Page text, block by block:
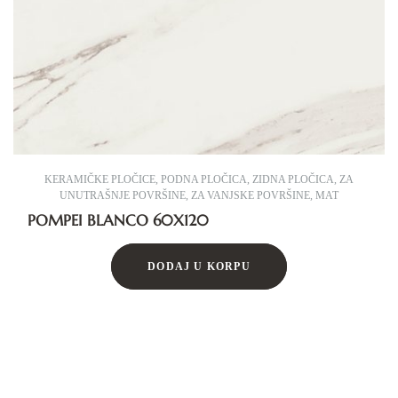
KERAMIČKE PLOČICE, PODNA PLOČICA, ZIDNA PLOČICA, ZA
UNUTRAŠNJE POVRŠINE, ZA VANJSKE POVRŠINE, MAT
POMPEI BLANCO 60X120
DODAJ U KORPU